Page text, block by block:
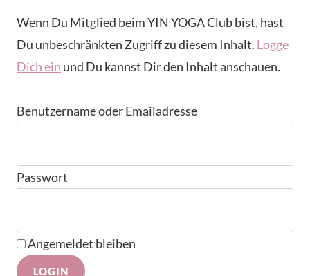
Wenn Du Mitglied beim YIN YOGA Club bist, hast
Du unbeschränkten Zugriff zu diesem Inhalt. Logge
Dich ein und Du kannst Dir den Inhalt anschauen.
Benutzername oder Emailadresse
Passwort
Angemeldet bleiben